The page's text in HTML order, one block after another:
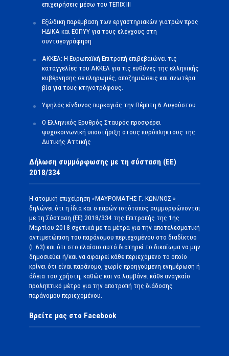
επιχειρήσεις μέσω του ΤΕΠΙΧ ΙΙΙ
Εξώδικη παρέμβαση των εργαστηριακών γιατρών προς
ΗΔΙΚΑ και ΕΟΠΥΥ για τους ελέγχους στη
συνταγογράφηση
ΑΚΚΕΛ: Η Ευρωπαϊκή Επιτροπή επιβεβαιώνει τις
καταγγελίες του ΑΚΚΕΛ για τις ευθύνες της ελληνικής
κυβέρνησης σε πληρωμές, αποζημιώσεις και ανωτέρα
βία για τους κτηνοτρόφους.
Υψηλός κίνδυνος πυρκαγιάς την Πέμπτη 6 Αυγούστου
Ο Ελληνικός Ερυθρός Σταυρός προσφέρει
ψυχοκοινωνική υποστήριξη στους πυρόπληκτους της
Δυτικής Αττικής
Δήλωση συμμόρφωσης με τη σύσταση (ΕΕ)
2018/334
Η ατομική επιχείρηση «ΜΑΥΡΟΜΑΤΗΣ Γ. ΚΩΝ/ΝΟΣ »
δηλώνει ότι η ίδια και ο παρών ιστότοπος συμμορφώνονται
με τη Σύσταση (ΕΕ) 2018/334 της Επιτροπής της 1ης
Μαρτίου 2018 σχετικά με τα μέτρα για την αποτελεσματική
αντιμετώπιση του παράνομου περιεχομένου στο διαδίκτυο
(L 63) και ότι στο πλαίσιο αυτό διατηρεί το δικαίωμα να μην
δημοσιεύει ή/και να αφαιρεί κάθε περιεχόμενο το οποίο
κρίνει ότι είναι παράνομο, χωρίς προηγούμενη ενημέρωση ή
άδεια του χρήστη, καθώς και να λαμβάνει κάθε αναγκαίο
προληπτικό μέτρο για την αποτροπή της διάδοσης
παράνομου περιεχομένου.
Βρείτε μας στο Facebook